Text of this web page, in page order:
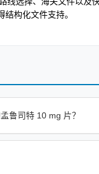
构化文件支持。
鲁司特 10 mg 片？